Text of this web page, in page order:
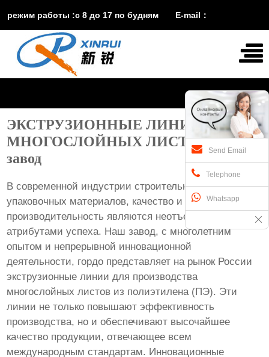
режим работы :с 8 до 17 по будням E-mail：
vira@xinruisuji.com WhatsApp：+86 15553232608
ЭКСТРУЗИОННЫЕ ЛИНИИ ДЛЯ
МНОГОСЛОЙНЫХ ЛИСТОВ ИЗ ПЭ
завод
В современной индустрии строительных и
упаковочных материалов, качество и
производительность являются неотъемлемыми
атрибутами успеха. Наш завод, с многолетним
опытом и непрерывной инновационной
деятельности, гордо представляет на рынок России
экструзионные линии для производства
многослойных листов из полиэтилена (ПЭ). Эти
линии не только повышают эффективность
производства, но и обеспечивают высочайшее
качество продукции, отвечающее всем
международным стандартам. Инновационные
Send Email
Telephone
Whatsapp